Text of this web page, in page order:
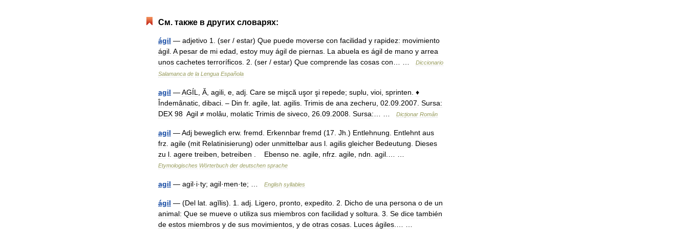
См. также в других словарях:
ágil — adjetivo 1 . (ser / estar) Que puede moverse con facilidad y rapidez: movimiento
ágil A pesar de mi edad estoy muy ágil de piernas La abuela es ágil de mano y arrea
unos cachetes terroríficos 2 . (ser / estar) Que comprende las cosas con
Diccionario
Salamanca de la Lengua Española
agil —AGÍL Ă agili e adj Care se mişcă uşor şi repede; suplu vioi sprinten ♦
Îndemânatic dibaci . – Din fr. agile lat agilis Trimis de ana zecheru 02 09 2007 Sursa:
DEX 98 Agil ≠ molâu molatic Trimis de siveco 26 09 2008 Sursa: Dicționar Român
agil —Adj beweglich erw. fremd Erkennbar fremd (17 Jh .) Entlehnung Entlehnt aus
frz agile (mit Relatinisierung) oder unmittelbar aus l agilis gleicher Bedeutung
Dieses
zu l agere treiben betreiben Ebenso ne agile nfrz agile ndn agil
Etymologisches Wörterbuch der deutschen sprache
agil — agil·i·ty; agil·men·te; … English syllables
ágil — (Del lat agĭlis). 1 adj Ligero pronto expedito 2 Dicho de una persona o de un
animal: Que se mueve o utiliza sus miembros con facilidad y soltura 3 Se dice también
de estos miembros y de sus movimientos y de otras cosas Luces ágiles